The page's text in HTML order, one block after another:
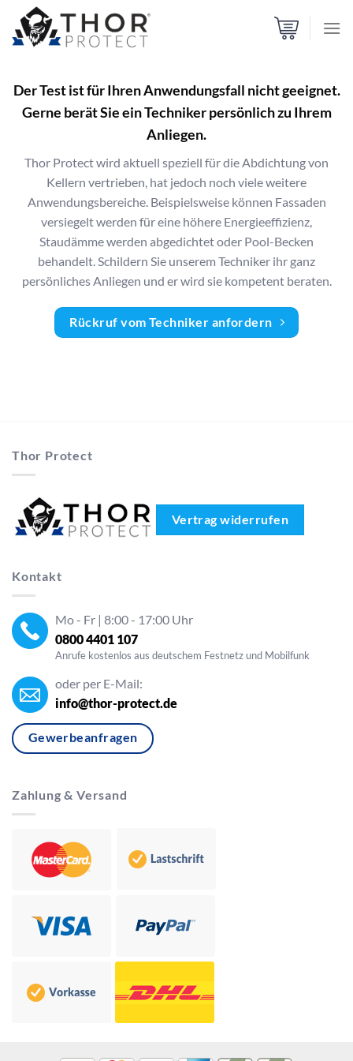
Inhalt
springen
Der Test ist für Ihren Anwendungsfall nicht geeignet.
Gerne berät Sie ein Techniker persönlich zu Ihrem
Anliegen.
Thor Protect wird aktuell speziell für die Abdichtung von
Kellern vertrieben, hat jedoch noch viele weitere
Anwendungsbereiche. Beispielsweise können Fassaden
versiegelt werden für eine höhere Energieeffizienz,
Staudämme werden abgedichtet oder Pool-Becken
behandelt. Schildern Sie unserem Techniker ihr ganz
persönliches Anliegen und er wird sie kompetent beraten.
Rückruf vom Techniker anfordern
Thor Protect
Vertrag widerrufen
Kontakt
Mo - Fr | 8:00 - 17:00 Uhr
0800 4401 107
Anrufe kostenlos aus deutschem Festnetz und Mobilfunk
oder per E-Mail:
info@thor-protect.de
Gewerbeanfragen
Zahlung & Versand